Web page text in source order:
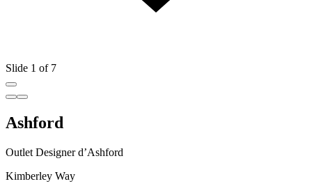
Slide 1 of 7
Ashford
Outlet Designer d’Ashford
Kimberley Way